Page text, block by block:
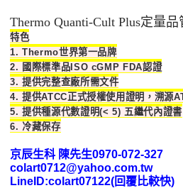
Thermo Quanti-Cult Plus定量品
特色
1. Thermo世界第一品牌
2. 國際標準品ISO cGMP FDA認證
3. 提供完整查廠所需文件
4. 提供ATCC正式授權使用證明，溯源
5. 提供種源代數證明(< 5) 五繼代內證書
6. 冷藏保存
京辰生科 陳先生0970-072-327
colart0712@yahoo.com.tw
LineID:colart07122(回覆比較快)